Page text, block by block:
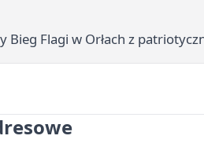
Bieg Flagi w Orłach z